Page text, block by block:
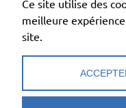
Association Suisse
Centre New Adoc
La Croix-du-Péage 1
1029 Villars-Ste-Croix
+41 (0)79 238 96
Ce site utilise des
meilleure
site.